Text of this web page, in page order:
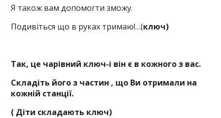
Я також вам допомогти зможу.
Подивіться що в руках тримаю!…(ключ)
Так, це чарівний ключ-і він є в кожного з вас.
Складіть його з частин , що Ви отримали на
кожній станції.
( Діти складають ключ)